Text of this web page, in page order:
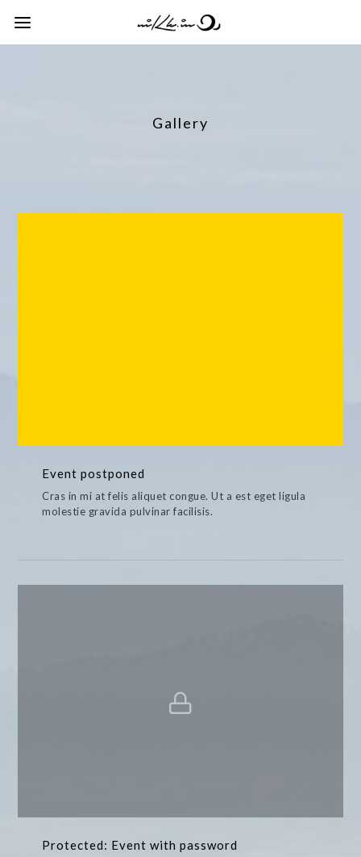
Gallery
Event postponed
Cras in mi at felis aliquet congue. Ut a est eget ligula
molestie gravida pulvinar facilisis.
Protected: Event with password